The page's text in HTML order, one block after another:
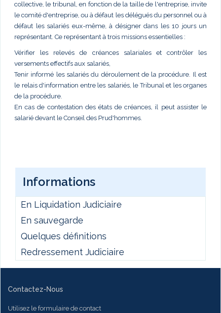
collective, le tribunal, en fonction de la taille de l'entreprise, invite
le comité d'entreprise, ou à défaut les délégués du personnel ou à
défaut les salariés eux-même, à désigner dans les 10 jours un
représentant. Ce représentant à trois missions essentielles :
Vérifier les relevés de créances salariales et contrôler les
versements effectifs aux salariés,
Tenir informé les salariés du déroulement de la procédure. Il est
le relais d'information entre les salariés, le Tribunal et les organes
de la procédure.
En cas de contestation des états de créances, il peut assister le
salarié devant le Conseil des Prud'hommes.
Informations
En Liquidation Judiciaire
En sauvegarde
Quelques définitions
Redressement Judiciaire
Contactez-Nous
Utilisez le formulaire de contact